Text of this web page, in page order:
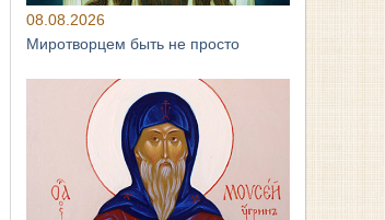
08.08.2026
Миротворцем быть не просто